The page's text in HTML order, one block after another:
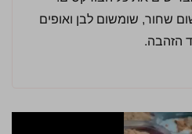
שחור, שומשום לבן ואופים